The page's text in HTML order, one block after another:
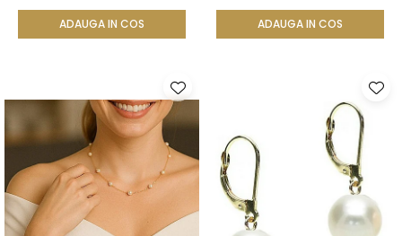
ADAUGA IN COS ADAUGA IN COS